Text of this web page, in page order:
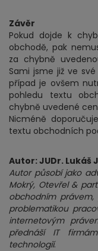
Závěr
Pokud dojde k
obchodě, pak
za chybně
Sami jsme již ve
případ je ovšem
pohledu textu
chybně uvedené
Nicméně
textu obchodních
Autor: JUDr. Lukáš
Autor působí jako
Mokrý, Otevřel &
obchodním
problematikou
internetovým
přednáší IT
technologií.